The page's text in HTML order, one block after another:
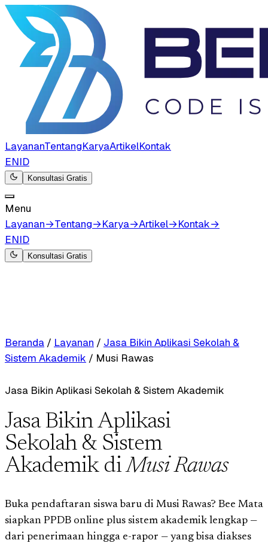
LayananTentangKaryaArtikelKontak
ENID
Konsultasi Gratis
Menu
Layanan→Tentang→Karya→Artikel→Kontak→
ENID
Konsultasi Gratis
Beranda / Layanan / Jasa Bikin Aplikasi Sekolah &
Sistem Akademik / Musi Rawas
Jasa Bikin Aplikasi Sekolah & Sistem Akademik
Jasa Bikin Aplikasi
Sekolah & Sistem
Akademik diMusi Rawas
Buka pendaftaran siswa baru di Musi Rawas? Bee Mata
siapkan PPDB online plus sistem akademik lengkap —
dari penerimaan hingga e-rapor — yang bisa diakses